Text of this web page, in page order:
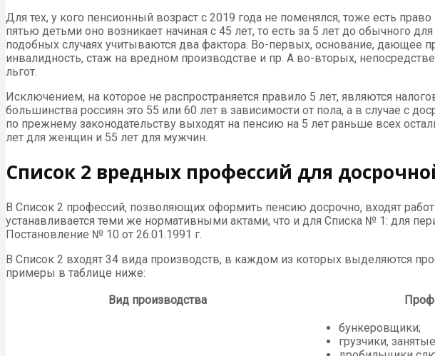
Для тех, у кого пенсионный возраст с 2019 года не поменялся, тоже есть
пятью детьми оно возникает начиная с 45 лет, то есть за 5 лет до обычного
подобных случаях учитываются два фактора. Во-первых, основание, дающее
инвалидность, стаж на вредном производстве и пр. А во-вторых,
льгот.
Исключением, на которое не распространяется правило 5 лет, являются
большинства россиян это 55 или 60 лет в зависимости от пола, а в случае с
по прежнему законодательству выходят на пенсию на 5 лет раньше всех
лет для женщин и 55 лет для мужчин.
Список 2 вредных профессий для
В Список 2 профессий, позволяющих оформить пенсию досрочно, входят
устанавливается теми же нормативными актами, что и для Списка № 1: для
Постановление № 10 от 26.01.1991 г.
В Список 2 входят 34 вида производств, в каждом из которых выделяются
примеры в таблице ниже:
Вид производства
бункеровщики;
грузчики,